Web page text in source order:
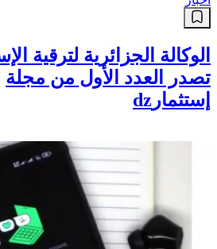
الوكالة الجزائرية لترقية
تصدر العدد الأول من مجلة
إستثمارdz